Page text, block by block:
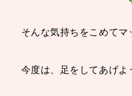
そんな気持ちをこめてマ
今度は、足をしてあげよ